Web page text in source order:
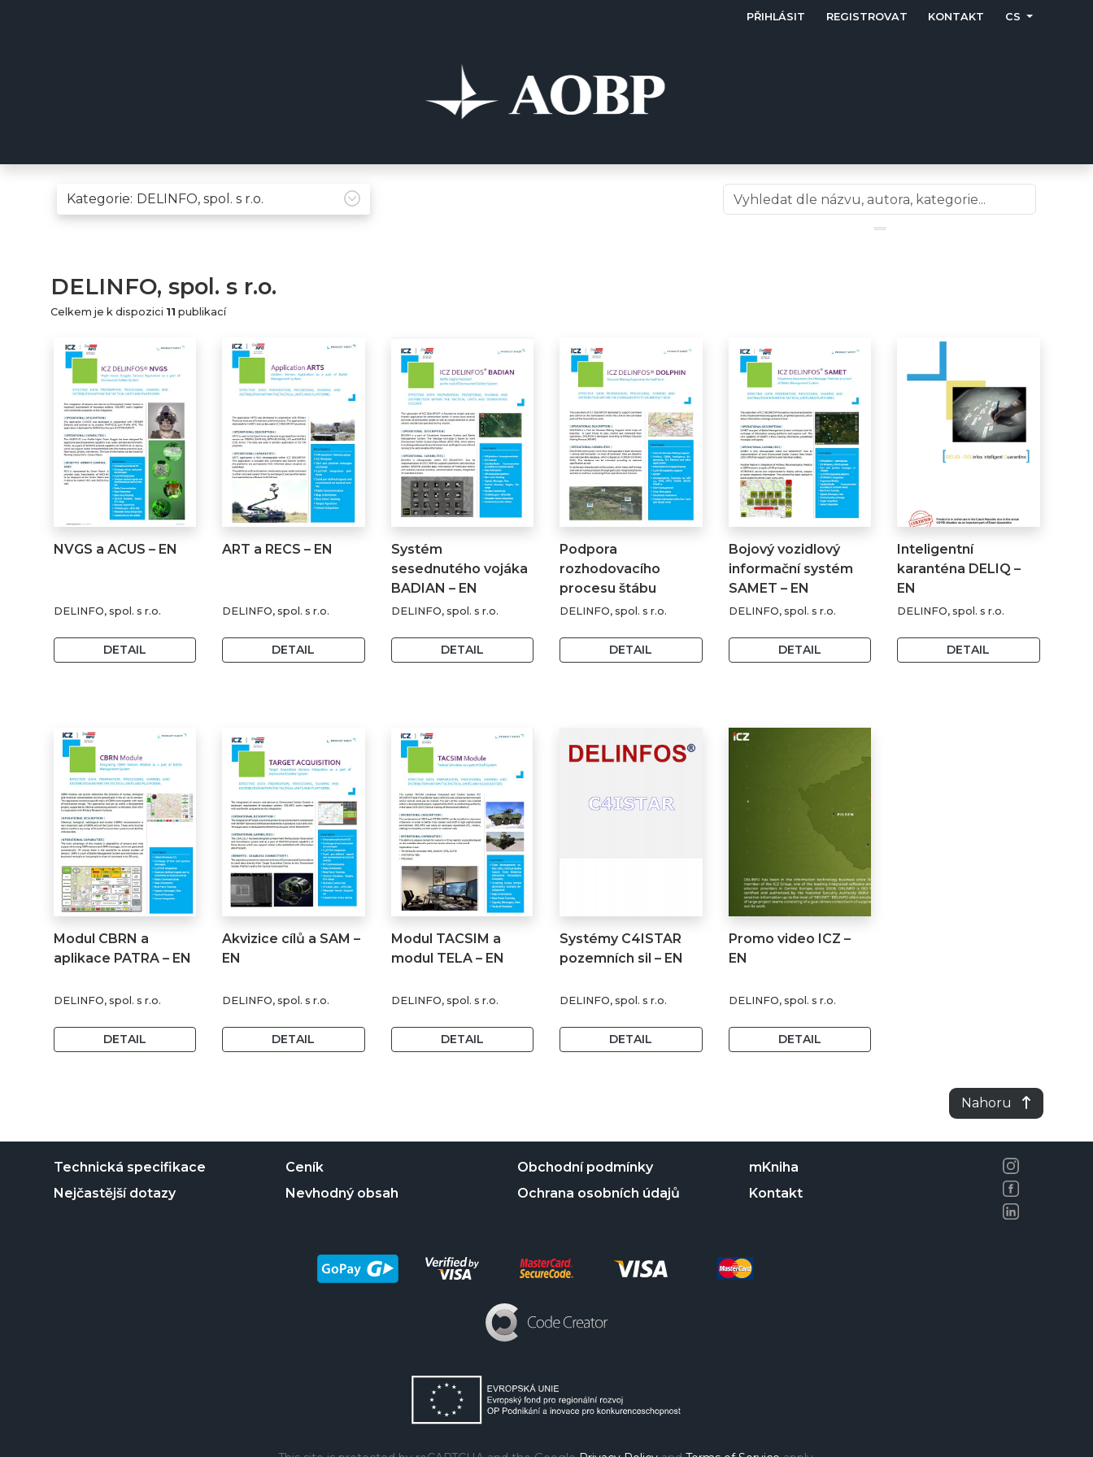
PŘIHLÁSIT REGISTROVAT KONTAKT CS
Kategorie:
DELINFO, spol. s r.o.
Celkem je k dispozici 11 publikací
NVGS a ACUS – EN
DELINFO, spol. s r.o.
DETAIL
ART a RECS – EN
DELINFO, spol. s r.o.
DETAIL
Systém
sesednutého vojáka
BADIAN – EN
DELINFO, spol. s r.o.
DETAIL
Podpora
rozhodovacího
procesu štábu
DOLPHIN – EN
DELINFO, spol. s r.o.
DETAIL
Bojový vozidlový
informační systém
SAMET – EN
DELINFO, spol. s r.o.
DETAIL
Inteligentní
karanténa DELIQ –
EN
DELINFO, spol. s r.o.
DETAIL
Modul CBRN a
aplikace PATRA – EN
DELINFO, spol. s r.o.
DETAIL
Akvizice cílů a SAM –
EN
DELINFO, spol. s r.o.
DETAIL
Modul TACSIM a
modul TELA – EN
DELINFO, spol. s r.o.
DETAIL
Systémy C4ISTAR
pozemních sil – EN
DELINFO, spol. s r.o.
DETAIL
Promo video ICZ –
EN
DELINFO, spol. s r.o.
DETAIL
Nahoru
Technická specifikace
Nejčastější dotazy
Ceník
Nevhodný obsah
Obchodní podmínky
Ochrana osobních údajů
mKniha
Kontakt